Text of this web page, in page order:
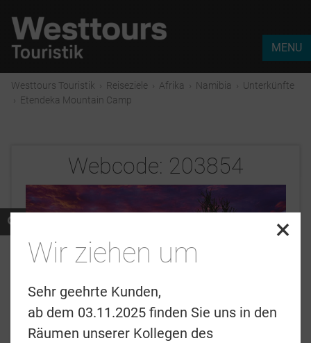
MENU
Westtours Touristik › Reiseziele › Afrika › Namibia › Unterkünfte
› Etendeka Mountain Camp
Webcode: 203854
×
Wir ziehen um
Sehr geehrte Kunden,
ab dem 03.11.2025 finden Sie uns in den
Räumen unserer Kollegen des